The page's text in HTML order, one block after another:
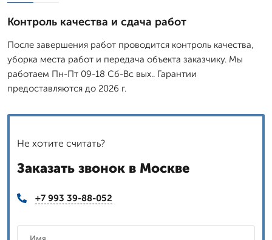
Контроль качества и сдача работ
После завершения работ проводится контроль качества,
уборка места работ и передача объекта заказчику. Мы
работаем Пн-Пт 09-18 Сб-Вс вых.. Гарантии
предоставляются до 2026 г.
Не хотите считать?
Заказать звонок в Москве
+7 993 39-88-052